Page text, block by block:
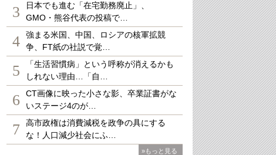
3
日本でも進む「在宅勤務廃止」、
GMO・熊谷代表の投稿で…
4
強まる米国、中国、ロシアの核軍拡競
争、FT紙の社説で覚…
5
「生活習慣病」という呼称が消えるかも
しれない理由…「自…
6
CT画像に映った小さな影、卒業証書がな
いステージ4のが…
7
高市政権は消費減税を政争の具にする
な！人口減少社会にふ…
»もっと見る